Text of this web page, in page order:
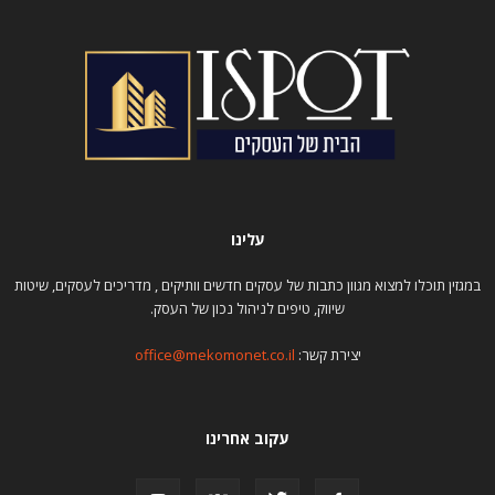
עלינו
במגזין תוכלו למצוא מגוון כתבות של עסקים חדשים וותיקים , מדריכים לעסקים, שיטות
שיווק, טיפים לניהול נכון של העסק.
יצירת קשר: office@mekomonet.co.il
עקוב אחרינו